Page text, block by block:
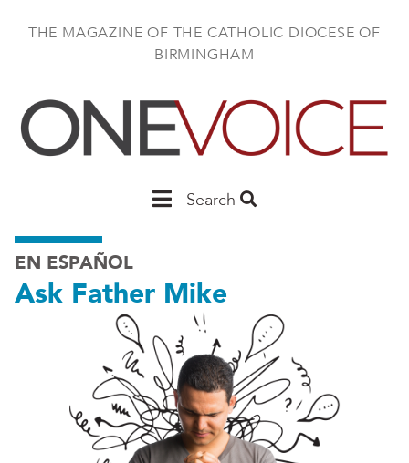
THE MAGAZINE OF THE CATHOLIC DIOCESE OF
BIRMINGHAM
MainSearch
EN ESPAÑOL
Ask Father Mike